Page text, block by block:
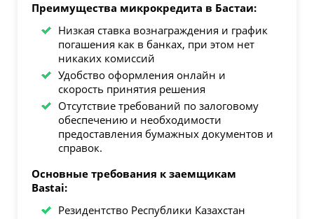
Преимущества микрокредита в Бастаи:
Низкая ставка вознаграждения и график
погашения как в банках, при этом нет
никаких комиссий
Удобство оформления онлайн и
скорость принятия решения
Отсутствие требований по залоговому
обеспечению и необходимости
предоставления бумажных документов и
справок.
Основные требования к заемщикам
Bastai:
Резидентcтво Республики Казахстан